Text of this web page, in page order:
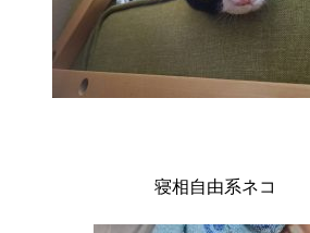
寝相自由系ネコ